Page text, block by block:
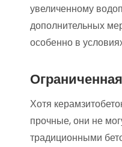
увеличенному
дополнительных
особенно в
Хотя
прочные, они не
традиционными